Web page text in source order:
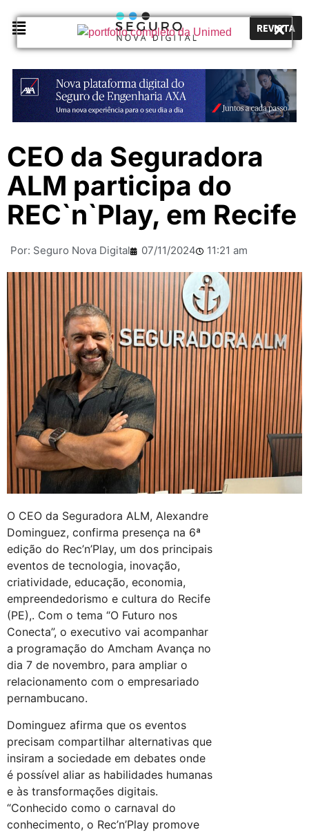
REVISTA
CEO da Seguradora
ALM participa do
REC`n`Play, em Recife
Por: Seguro Nova Digital 07/11/2024 11:21 am
O CEO da Seguradora ALM, Alexandre
Dominguez, confirma presença na 6ª
edição do Rec’n’Play, um dos principais
eventos de tecnologia, inovação,
criatividade, educação, economia,
empreendedorismo e cultura do Recife
(PE),. Com o tema “O Futuro nos
Conecta”, o executivo vai acompanhar
a programação do Amcham Avança no
dia 7 de novembro, para ampliar o
relacionamento com o empresariado
pernambucano.
Dominguez afirma que os eventos
precisam compartilhar alternativas que
insiram a sociedade em debates onde
é possível aliar as habilidades humanas
e às transformações digitais.
“Conhecido como o carnaval do
conhecimento, o Rec’n’Play promove